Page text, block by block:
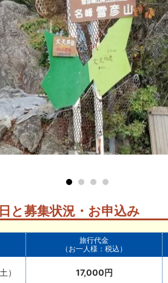
と募集状況・お申込み
旅行代金
（お一人様：税込）
） 17,000円